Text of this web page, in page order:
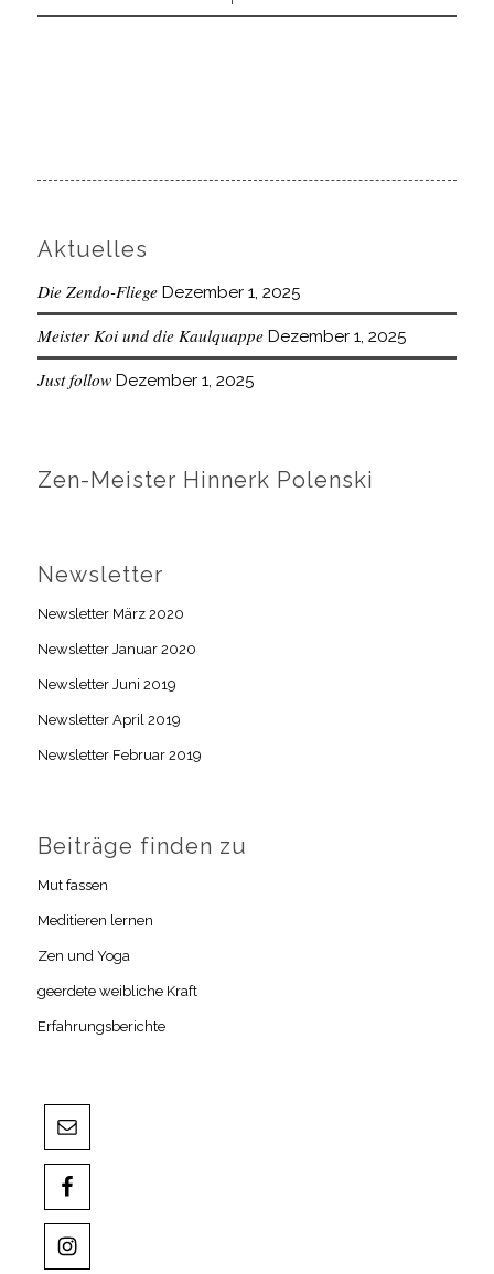
Aktuelles
Die Zendo-Fliege Dezember 1, 2025
Meister Koi und die Kaulquappe Dezember 1, 2025
Just follow Dezember 1, 2025
Zen-Meister Hinnerk Polenski
Newsletter
Newsletter März 2020
Newsletter Januar 2020
Newsletter Juni 2019
Newsletter April 2019
Newsletter Februar 2019
Beiträge finden zu
Mut fassen
Meditieren lernen
Zen und Yoga
geerdete weibliche Kraft
Erfahrungsberichte